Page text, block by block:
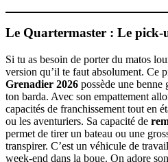
Le Quartermaster : Le pick-
Si tu as besoin de porter du matos
version qu’il te faut absolument. Ce
Grenadier 2026 possède une benne
ton barda. Avec son empattement
capacités de franchissement tout en
ou les aventuriers. Sa capacité de
permet de tirer un bateau ou une
transpirer. C’est un véhicule de
week-end dans la boue. On adore